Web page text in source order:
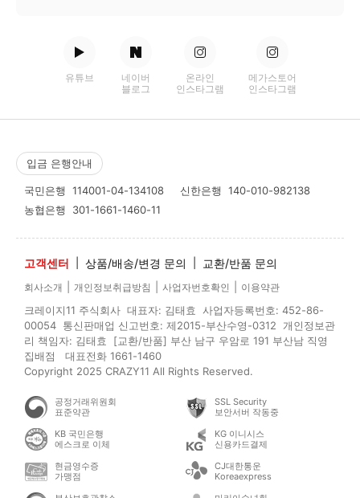
유튜브
네이버
블로그
온라인
인스타그램
메가스토어
인스타그램
입금 은행안내
국민은행 114001-04-134108 신한은행 140-010-982138
농협은행 301-1661-1460-11
고객센터 상품/배송/변경 문의 교환/반품 문의
회사소개 개인정보취급방침 사업자번호확인 이용약관
크레이지11 주식회사 대표자: 김태효 사업자등록번호: 452-86-
00054 통신판매업 신고번호: 제2015-부산수영-0312 개인정보관
리 책임자: 김태효 [교환/반품] 부산 남구 우암로 191 부산남 직영
집배점 대표전화 1661-1460
Copyright 2025 CRAZY11 All Rights Reserved.
공정거래위원회
표준약관
SSL Security
보안서버 작동중
KB 국민은행
에스크로 이체
KG 이니시스
신용카드결제
현금영수증
가맹점
CJ대한통운
Koreaexpress